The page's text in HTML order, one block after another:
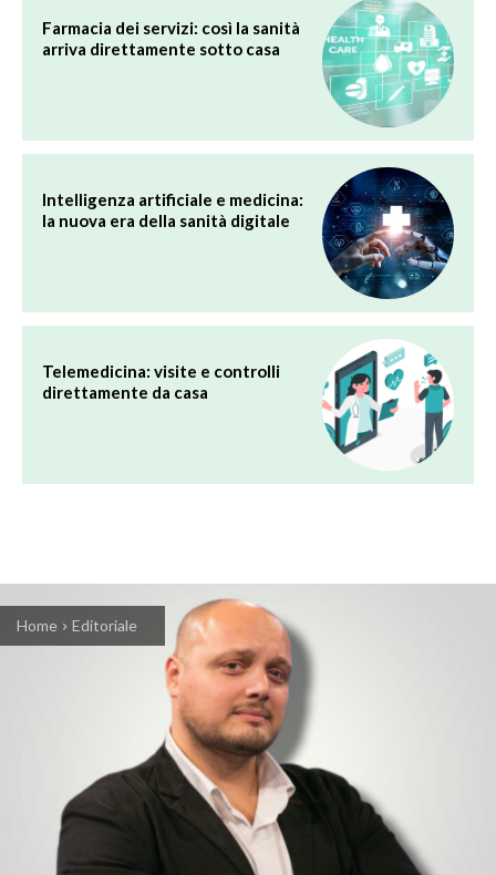
Farmacia dei servizi: così la sanità
arriva direttamente sotto casa
Intelligenza artificiale e medicina:
la nuova era della sanità digitale
Telemedicina: visite e controlli
direttamente da casa